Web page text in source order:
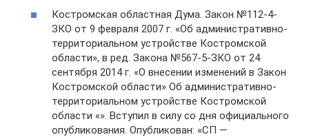
Костромская областная Дума. Закон №112-4-
ЗКО от 9 февраля 2007 г. «Об административно-
территориальном устройстве Костромской
области», в ред. Закона №567-5-ЗКО от 24
сентября 2014 г. «О внесении изменений в Закон
Костромской области» Об административно-
территориальном устройстве Костромской
области «». Вступил в силу со дня официального
опубликования. Опубликован: «СП —